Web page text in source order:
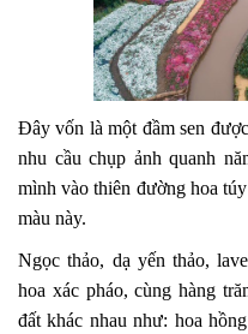
Đây vốn là một đầm sen
nhu cầu chụp ảnh quanh
mình vào thiên đường hoa
màu này.
Ngọc thảo, dạ yến thảo,
hoa xác pháo, cùng hàng
đất khác nhau như: hoa